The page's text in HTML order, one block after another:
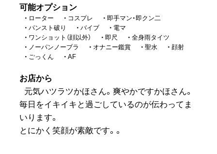
可能オプション
ローター コスプレ
即手マン・即クン二
パンスト破り
バイブ
電マ
ワンショット（顔以外）
即尺
全身雨タイツ
ノーパンノーブラ
オナニー鑑賞 聖水
顔射
ごっくん
AF
お店から
元気ハツラツかほさん。爽やかですかほさん。
毎日をイキイキと過ごしているのが伝わってま
いります。
とにかく笑顔が素敵です。。